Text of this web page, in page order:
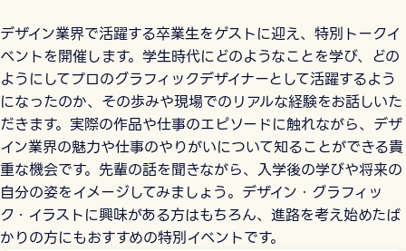
デザイン業界で活躍する卒業生をゲストに迎え、特別トークイ
ベントを開催します。学生時代にどのようなことを学び、どの
ようにしてプロのグラフィックデザイナーとして活躍するよう
になったのか、その歩みや現場でのリアルな経験をお話しいた
だきます。実際の作品や仕事のエピソードに触れながら、デザ
イン業界の魅力や仕事のやりがいについて知ることができる貴
重な機会です。先輩の話を聞きながら、入学後の学びや将来の
自分の姿をイメージしてみましょう。デザイン・グラフィッ
ク・イラストに興味がある方はもちろん、進路を考え始めたば
かりの方にもおすすめの特別イベントです。